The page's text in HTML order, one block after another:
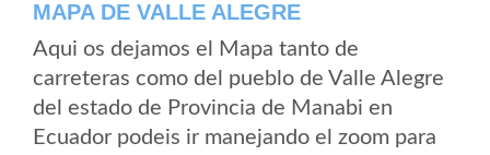
MAPA DE VALLE ALEGRE
Aqui os dejamos el Mapa tanto de
carreteras como del pueblo de Valle Alegre
del estado de Provincia de Manabi en
Ecuador podeis ir manejando el zoom para